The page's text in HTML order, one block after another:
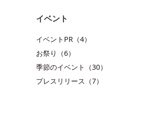
イベント
イベントPR（4）
お祭り（6）
季節のイベント（30）
プレスリリース（7）